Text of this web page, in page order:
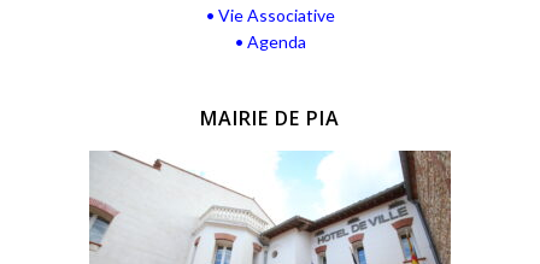
• Vie Associative
• Agenda
MAIRIE DE PIA